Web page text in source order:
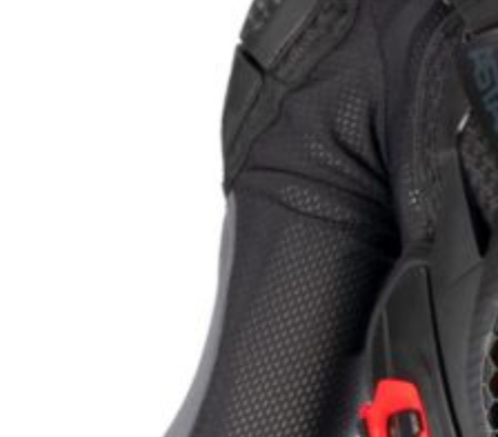
Kit ITV
Herramientas
Oulet
Motos
Motos nuevas
Motos ocasión
ADVENTURE INFANTIL
Equipamiento piloto
Botas
Camisetas
Cascos
Chaquetas
Guantes